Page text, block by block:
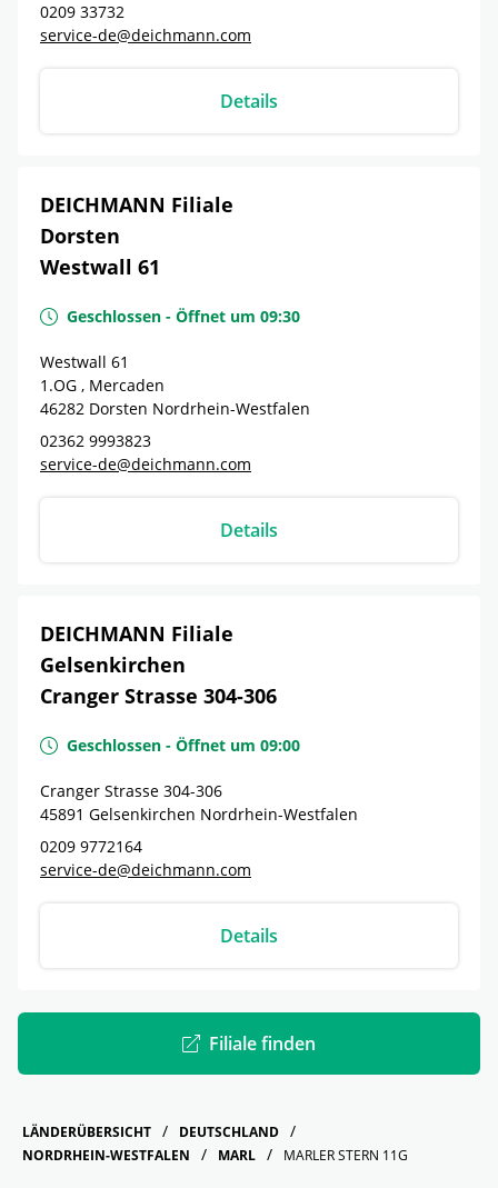
0209 33732
service-de@deichmann.com
Details
DEICHMANN Filiale
Dorsten
Westwall 61
Geschlossen - Öffnet um 09:30
Westwall 61
1.OG , Mercaden
46282 Dorsten Nordrhein-Westfalen
02362 9993823
service-de@deichmann.com
Details
DEICHMANN Filiale
Gelsenkirchen
Cranger Strasse 304-306
Geschlossen - Öffnet um 09:00
Cranger Strasse 304-306
45891 Gelsenkirchen Nordrhein-Westfalen
0209 9772164
service-de@deichmann.com
Details
Filiale finden
LÄNDERÜBERSICHT
DEUTSCHLAND
NORDRHEIN-WESTFALEN
MARL MARLER STERN 11G